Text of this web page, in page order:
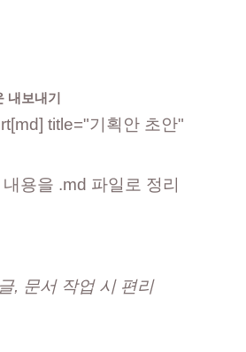
보내기
title="기획안 초안"
용을 .md 파일로 정리
, 문서 작업 시 편리